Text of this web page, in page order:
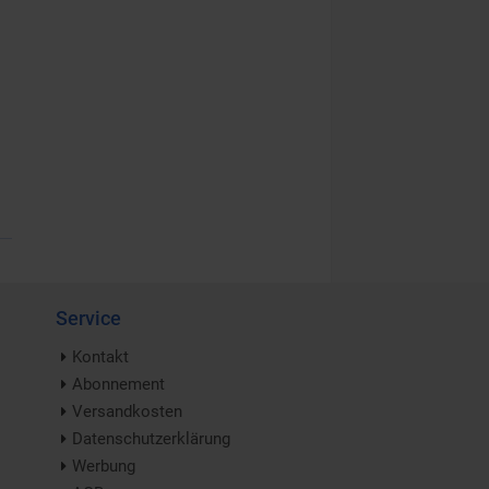
Service
Kontakt
Abonnement
Versandkosten
Datenschutzerklärung
Werbung